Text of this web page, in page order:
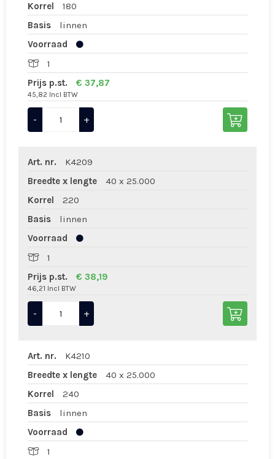
Korrel
180
Basis
linnen
Voorraad
1
Prijs p.st.
€ 37,87
45,82 Incl BTW
- +
Art. nr.
K4209
Breedte x lengte
40 x 25.000
Korrel
220
Basis
linnen
Voorraad
1
Prijs p.st.
€ 38,19
46,21 Incl BTW
- +
Art. nr.
K4210
Breedte x lengte
40 x 25.000
Korrel
240
Basis
linnen
Voorraad
1